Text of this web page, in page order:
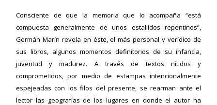
Consciente de que la memoria que lo acompaña “está
compuesta generalmente de unos estallidos repentinos”,
Germán Marín revela en éste, el más personal y verídico de
sus libros, algunos momentos definitorios de su infancia,
juventud y madurez. A través de textos nítidos y
comprometidos, por medio de estampas intencionalmente
espejeadas con los filos del presente, se rearman ante el
lector las geografías de los lugares en donde el autor ha